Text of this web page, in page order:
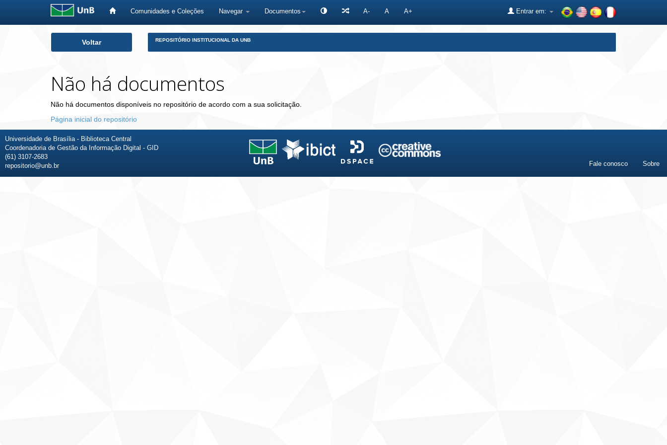
Comunidades e Coleções Navegar Documentos A- A A+ Entrar em:
Voltar REPOSITÓRIO INSTITUCIONAL DA UNB
Não há documentos
Não há documentos disponíveis no repositório de acordo com a sua solicitação.
Página inicial do repositório
Universidade de Brasília - Biblioteca Central
Coordenadoria de Gestão da Informação Digital - GID
(61) 3107-2683
repositorio@unb.br
Fale conosco Sobre